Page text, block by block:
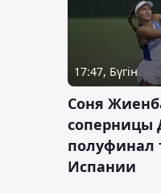
17:47, Бүгін
Соня
соперницы
полуфинал
Испании